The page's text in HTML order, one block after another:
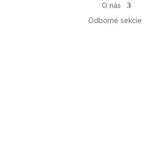
O nás
Odborné sekcie